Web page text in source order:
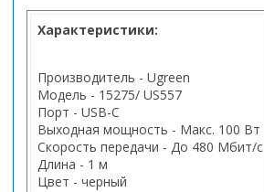
Характеристики:
Производитель - Ugreen
Модель - 15275/ US557
Порт - USB-C
Выходная мощность - Макс. 100 Вт
Скорость передачи - До 480 Мбит/с
Длина - 1 м
Цвет - черный